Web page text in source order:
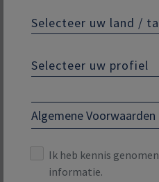
* Hoger kredietrisico voor High
Ons
Op deze website wordt de
worden beheerd of
beroep op het spaarwezen.
ingetekend in landen waar
niet vooraf werd toegelaten.
Selecteer uw land /
Selecteer uw profiel
Algemene Voorwaarden
Ik heb kennis
informatie.